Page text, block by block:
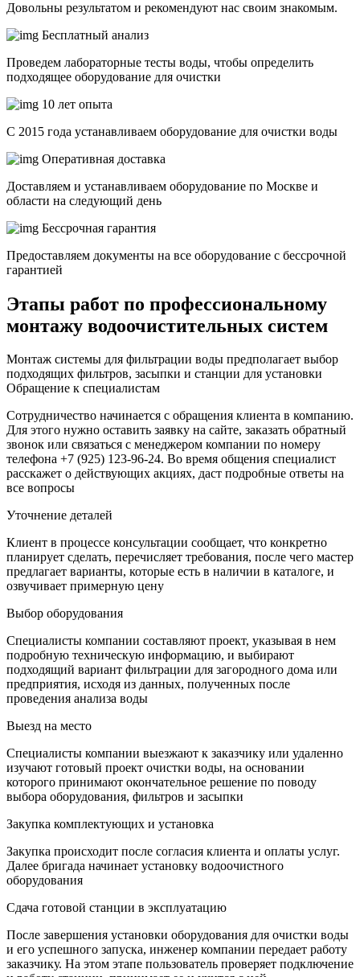
Довольны результатом и рекомендуют нас своим знакомым.
Бесплатный анализ
Проведем лабораторные тесты воды, чтобы определить
подходящее оборудование для очистки
10 лет опыта
С 2015 года устанавливаем оборудование для очистки воды
Оперативная доставка
Доставляем и устанавливаем оборудование по Москве и
области на следующий день
Бессрочная гарантия
Предоставляем документы на все оборудование с бессрочной
гарантией
Этапы работ по профессиональному
монтажу водоочистительных систем
Монтаж системы для фильтрации воды предполагает выбор
подходящих фильтров, засыпки и станции для установки
Обращение к специалистам
Сотрудничество начинается с обращения клиента в компанию.
Для этого нужно оставить заявку на сайте, заказать обратный
звонок или связаться с менеджером компании по номеру
телефона +7 (925) 123-96-24. Во время общения специалист
расскажет о действующих акциях, даст подробные ответы на
все вопросы
Уточнение деталей
Клиент в процессе консультации сообщает, что конкретно
планирует сделать, перечисляет требования, после чего мастер
предлагает варианты, которые есть в наличии в каталоге, и
озвучивает примерную цену
Выбор оборудования
Специалисты компании составляют проект, указывая в нем
подробную техническую информацию, и выбирают
подходящий вариант фильтрации для загородного дома или
предприятия, исходя из данных, полученных после
проведения анализа воды
Выезд на место
Специалисты компании выезжают к заказчику или удаленно
изучают готовый проект очистки воды, на основании
которого принимают окончательное решение по поводу
выбора оборудования, фильтров и засыпки
Закупка комплектующих и установка
Закупка происходит после согласия клиента и оплаты услуг.
Далее бригада начинает установку водоочистного
оборудования
Сдача готовой станции в эксплуатацию
После завершения установки оборудования для очистки воды
и его успешного запуска, инженер компании передает работу
заказчику. На этом этапе пользователь проверяет подключение